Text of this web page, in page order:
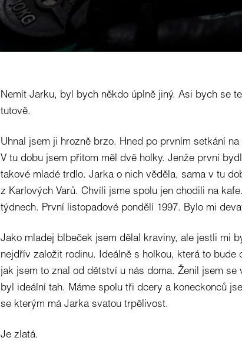
Nemít Jarku, byl bych někdo úplně jiný. Asi bych se
tutově.
Uhnal jsem ji hrozně brzo. Hned po prvním setkání
V tu dobu jsem přitom měl dvě holky. Jenže první
takové mladé trdlo. Jarka o nich věděla, sama v tu
z Karlových Varů. Chvíli jsme spolu jen chodili na
týdnech. První listopadové pondělí 1997. Bylo mi
Jako mladej blbeček jsem dělal kraviny, ale jestli mi
nejdřív založit rodinu. Ideálně s holkou, která to bude
jak jsem to znal od dětství u nás doma. Ženil jsem
byl ideální tah. Máme spolu tři dcery a koneckonců
se kterým má Jarka svatou trpělivost.
Je zlatá.